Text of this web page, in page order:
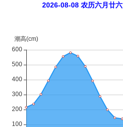
2026-08-08 农历六月廿六